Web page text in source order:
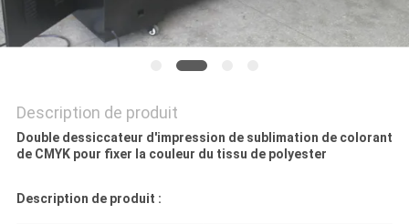
POLITIQUE
CONFIDENTIALITÉ
Description de produit
Double dessiccateur d'impression de sublimation de colorant
de CMYK pour fixer la couleur du tissu de polyester
Description de produit :